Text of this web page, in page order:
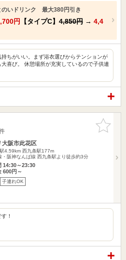
のいドリンク 最大380円引き
円 【タイプC】 4,850円 → 4,4
ちがいい。まず浴衣選びからテンションが
喜び。 休憩場所が充実しているので子供連
お気に入
りに追加
大阪市此花区
4.59km 西九条駅177m
・阪神なんば線 西九条駅より徒歩約3分
14:30～23:30
600円～
子連れOK
！